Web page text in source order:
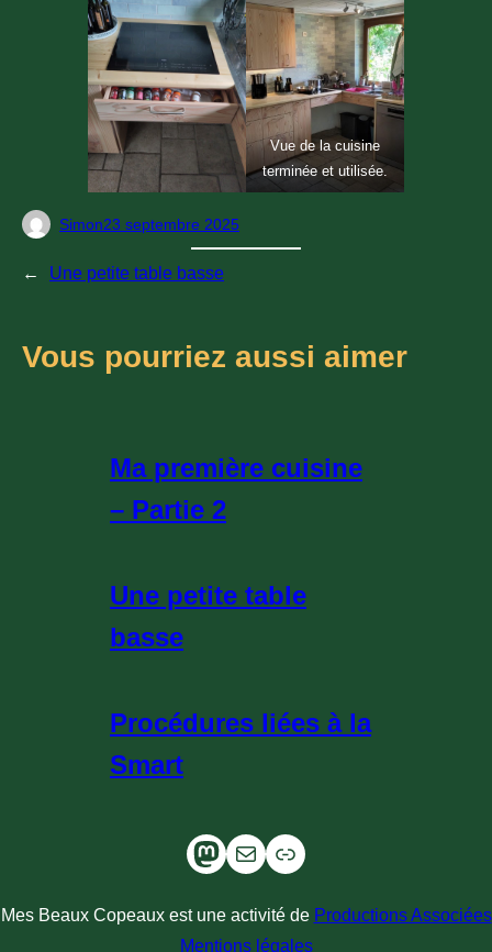
Vue de la cuisine
terminée et utilisée.
Simon23 septembre 2025
← Une petite table basse
Vous pourriez aussi aimer
Ma première cuisine
– Partie 2
Une petite table
basse
Procédures liées à la
Smart
Mastodon
MailL'air du Bois
Mes Beaux Copeaux est une activité de Productions Associées
Mentions légales